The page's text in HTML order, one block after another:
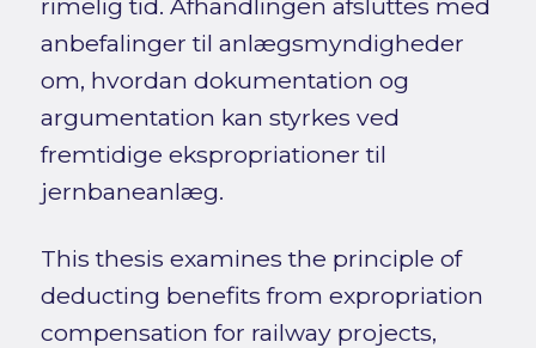
rimelig tid. Afhandlingen afsluttes med
anbefalinger til anlægsmyndigheder
om, hvordan dokumentation og
argumentation kan styrkes ved
fremtidige ekspropriationer til
jernbaneanlæg.
This thesis examines the principle of
deducting benefits from expropriation
compensation for railway projects,